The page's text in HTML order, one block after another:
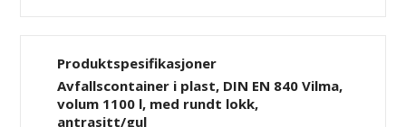
Produktspesifikasjoner
Avfallscontainer i plast, DIN EN 840 Vilma,
volum 1100 l, med rundt lokk,
antrasitt/gul